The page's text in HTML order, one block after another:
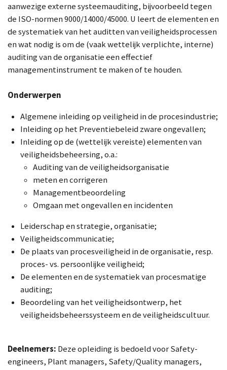
aanwezige externe systeemauditing, bijvoorbeeld tegen
de ISO-normen 9000/14000/45000. U leert de elementen en
de systematiek van het auditten van veiligheidsprocessen
en wat nodig is om de (vaak wettelijk verplichte, interne)
auditing van de organisatie een effectief
managementinstrument te maken of te houden.
Onderwerpen
Algemene inleiding op veiligheid in de procesindustrie;
Inleiding op het Preventiebeleid zware ongevallen;
Inleiding op de (wettelijk vereiste) elementen van
veiligheidsbeheersing, o.a.:
Auditing van de veiligheidsorganisatie
meten en corrigeren
Managementbeoordeling
Omgaan met ongevallen en incidenten
Leiderschap en strategie, organisatie;
Veiligheidscommunicatie;
De plaats van procesveiligheid in de organisatie, resp.
proces- vs. persoonlijke veiligheid;
De elementen en de systematiek van procesmatige
auditing;
Beoordeling van het veiligheidsontwerp, het
veiligheidsbeheerssysteem en de veiligheidscultuur.
Deelnemers: Deze opleiding is bedoeld voor Safety-
engineers, Plant managers, Safety/Quality managers,